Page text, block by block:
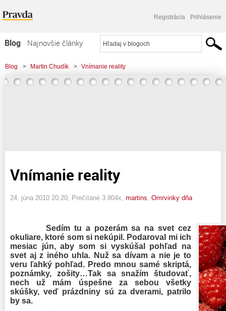
Registrácia Prihlásenie
Blog
Najnovšie články
Najčítanejšie články
Najkomentovanejšie články
Blog > Martin Chudík > Vnímanie reality
Vnímanie reality
24. júna 2010 20:20 , Prečítané 3 804x, martins Omrvinky dňa
Sedím tu a pozerám sa na svet cez
okuliare, ktoré som si nekúpil. Podaroval mi ich
mesiac jún, aby som si vyskúšal pohľad na
svet aj z iného uhla. Nuž sa dívam a nie je to
veru ľahký pohľad. Predo mnou samé skriptá,
poznámky, zošity…Tak sa snažím študovať,
nech už mám úspešne za sebou všetky
skúšky, veď prázdniny sú za dverami, patrilo
by sa.